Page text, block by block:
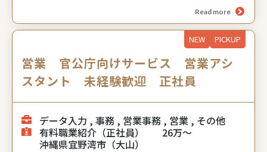
Read more
NEW PICKUP
営業 官公庁向けサービス 営業アシ
スタント 未経験歓迎 正社員
データ入力 , 事務 , 営業事務 , 営業 , その他
有料職業紹介（正社員）
26万～
沖縄県宜野湾市（大山）